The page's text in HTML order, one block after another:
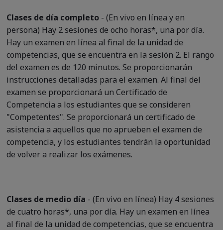
Clases de día completo- (En vivo en línea y en
persona) Hay 2 sesiones de ocho horas*, una por día.
Hay un examen en línea al final de la unidad de
competencias, que se encuentra en la sesión 2. El rango
del examen es de 120 minutos. Se proporcionarán
instrucciones detalladas para el examen. Al final del
examen se proporcionará un Certificado de
Competencia a los estudiantes que se consideren
"Competentes". Se proporcionará un certificado de
asistencia a aquellos que no aprueben el examen de
competencia, y los estudiantes tendrán la oportunidad
de volver a realizar los exámenes.
Clases de medio día - (En vivo en línea) Hay 4 sesiones
de cuatro horas*, una por día. Hay un examen en línea
al final de la unidad de competencias, que se encuentra